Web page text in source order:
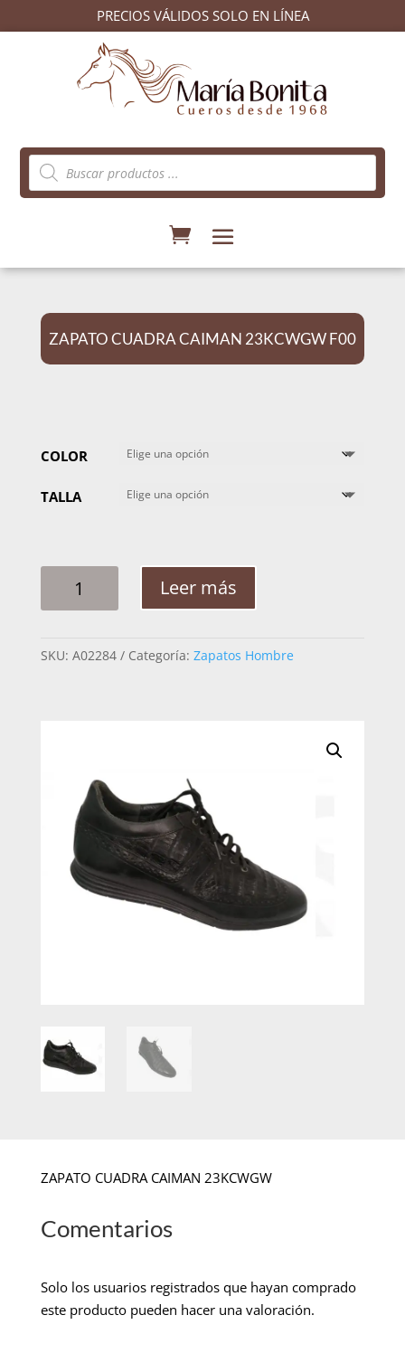
PRECIOS VÁLIDOS SOLO EN LÍNEA
Búsqueda
de
productos
ZAPATO CUADRA CAIMAN 23KCWGW F00
COLOR
TALLA
CUADRA
F00
Leer más
SKU: A02284 Categoría: Zapatos Hombre
ZAPATO CUADRA CAIMAN 23KCWGW
Comentarios
Solo los usuarios registrados que hayan comprado
este producto pueden hacer una valoración.